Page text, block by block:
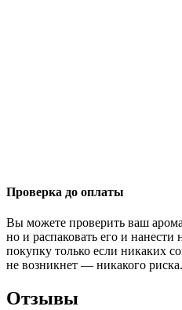
Проверка до оплаты
Вы можете проверить ваш
но и распаковать его и нанести
покупку только если никаких
не возникнет — никакого риска.
Отзывы